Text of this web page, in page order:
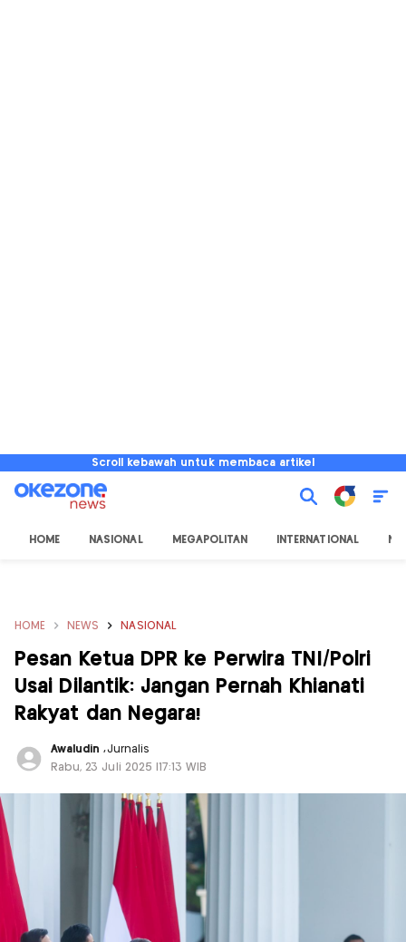
Scroll kebawah untuk membaca artikel
HOME NASIONAL MEGAPOLITAN INTERNATIONAL
HOME NEWS NASIONAL
Pesan Ketua DPR ke Perwira TNI/Polri
Usai Dilantik: Jangan Pernah Khianati
Rakyat dan Negara!
Awaludin,Jurnalis
Rabu, 23 Juli 2025 |17:13 WIB